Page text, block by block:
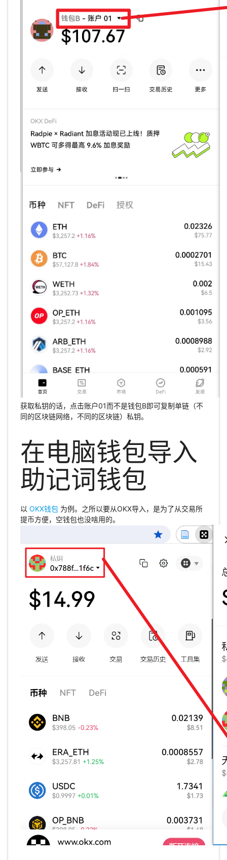
获取私钥的话，点击账户01而不是钱包B即可复制单链（不
同的区块链网络，不同的区块链）私钥。
在电脑钱包导入
助记词钱包
以 OKX钱包 为例。之所以要从OKX导入，是为了从交易所
提币方便，空钱包也没啥用的。